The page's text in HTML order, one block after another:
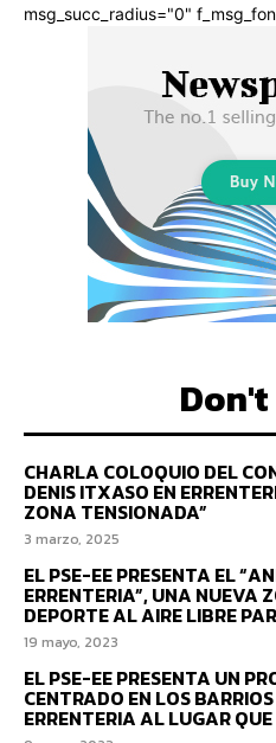
msg_succ_radius="0"
CHARLA COLOQUIO DEL
DENIS ITXASO EN
ZONA TENSIONADA”
3 marzo, 2025
EL PSE-EE PRESENTA EL
ERRENTERIA”, UNA NUEVA
DEPORTE AL AIRE LIBRE
19 mayo, 2023
EL PSE-EE PRESENTA UN
CENTRADO EN LOS
ERRENTERIA AL LUGAR QUE